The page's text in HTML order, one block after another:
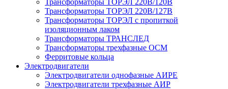
Трансформаторы ТОРЭЛ 220В/120В
Трансформаторы ТОРЭЛ 220В/127В
Трансформаторы ТОРЭЛ с пропиткой
изоляционным лаком
Трансформаторы ТРАНСЛЕД
Трансформаторы трехфазные ОСМ
Ферритовые кольца
Электродвигатели
Электродвигатели однофазные АИРЕ
Электродвигатели трехфазные АИР